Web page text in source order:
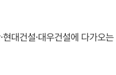
대건설·대우건설에 다가오는